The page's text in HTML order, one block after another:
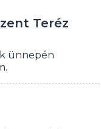
Teréz
ünnepén